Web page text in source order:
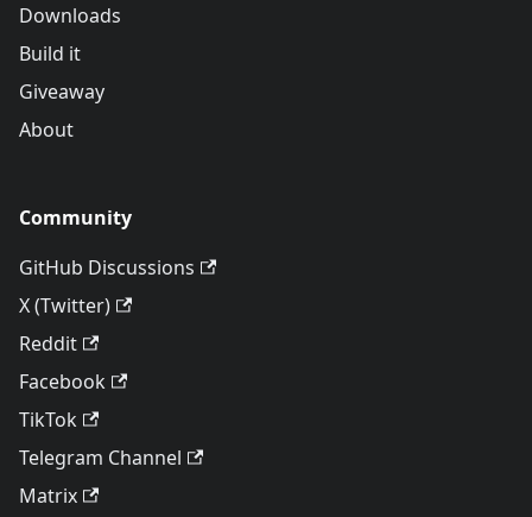
Downloads
Build it
Giveaway
About
Community
GitHub Discussions
X (Twitter)
Reddit
Facebook
TikTok
Telegram Channel
Matrix